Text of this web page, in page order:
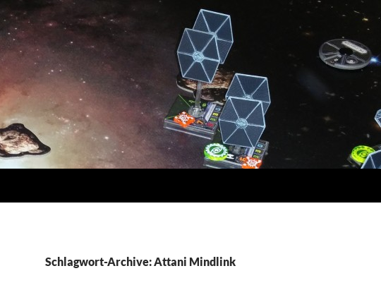
Schlagwort-Archive: Attani Mindlink